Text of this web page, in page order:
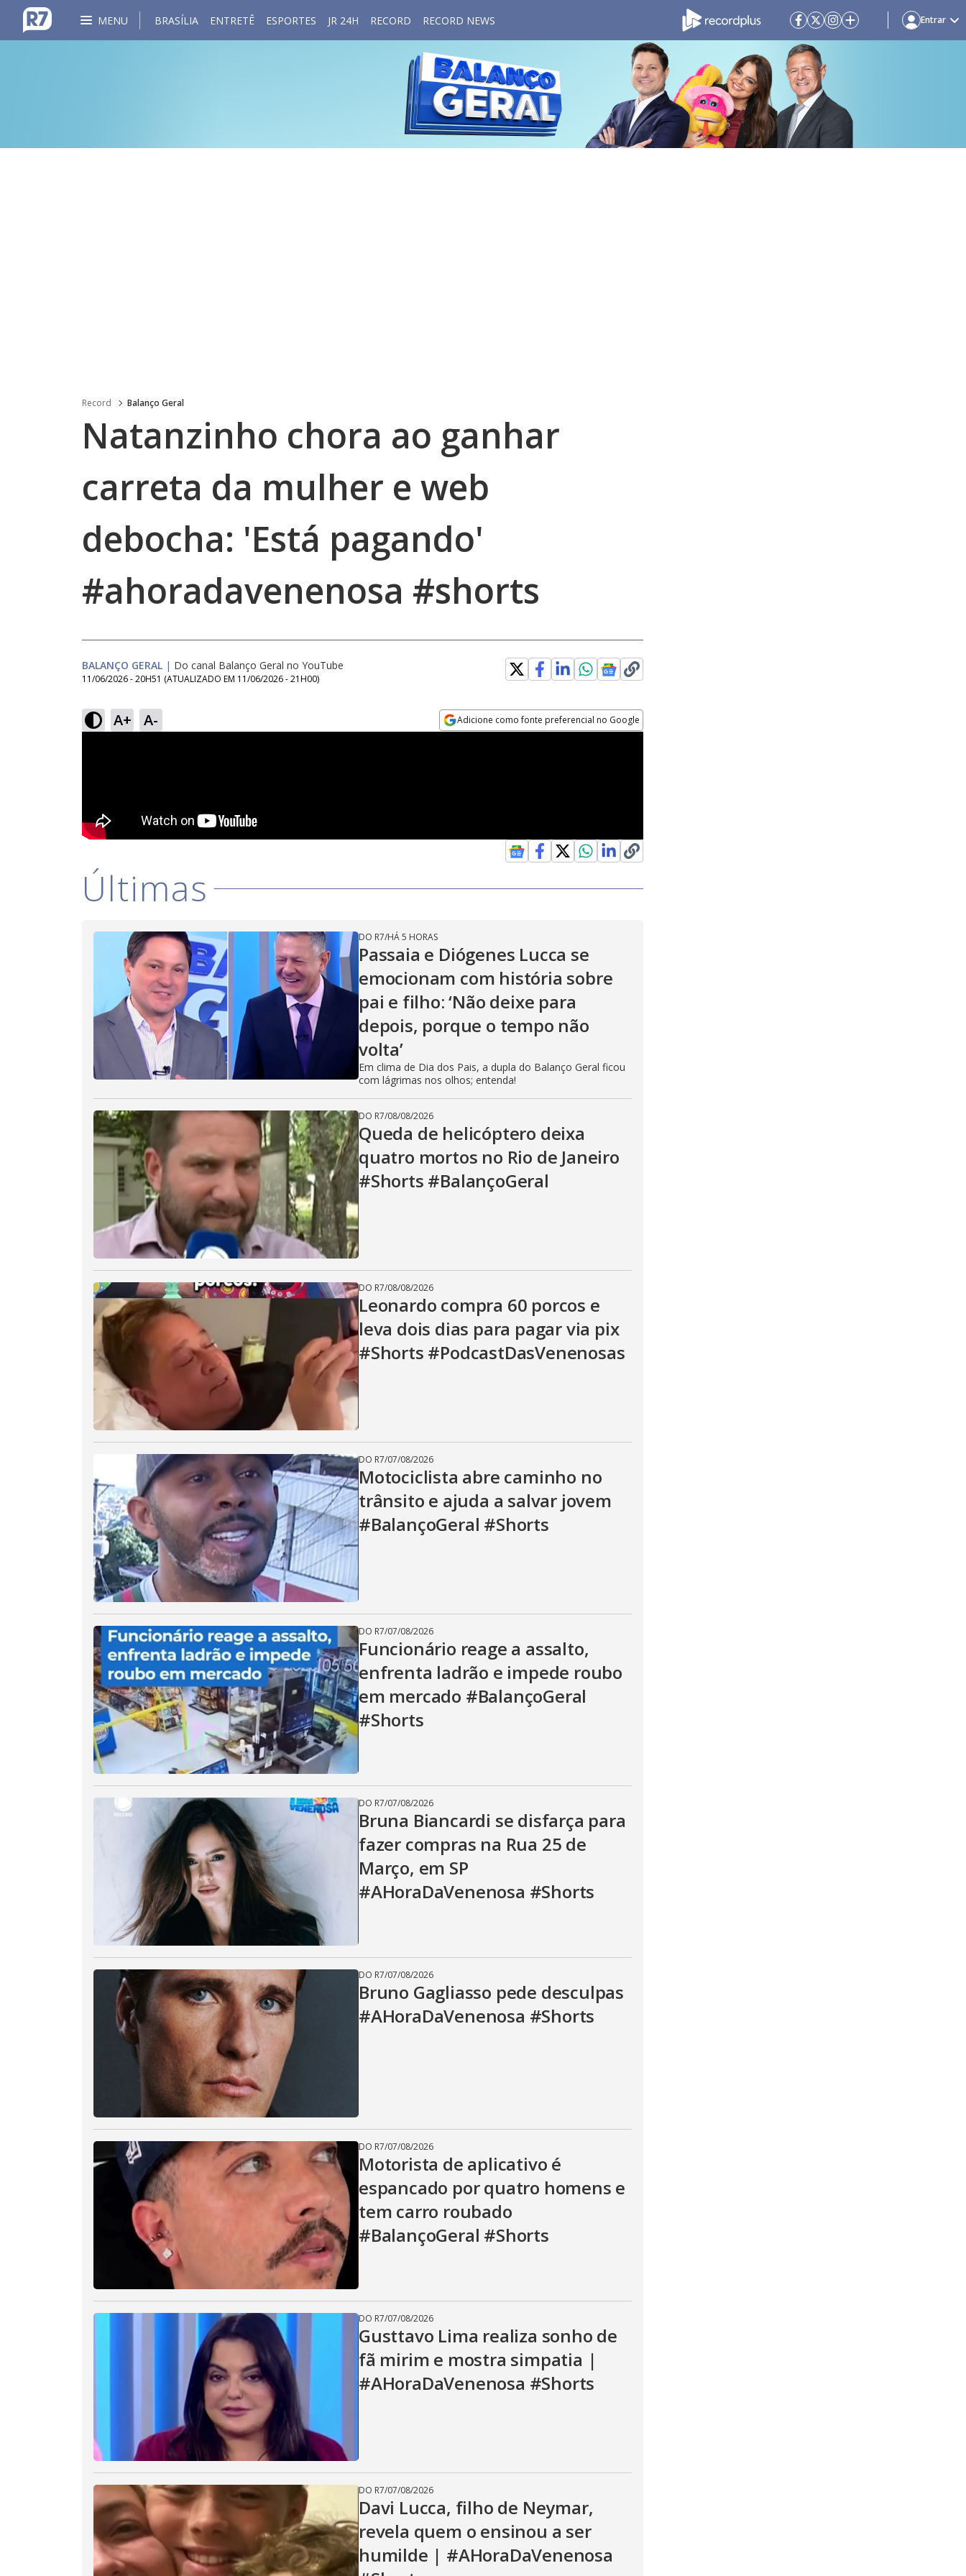
MENU BRASÍLIA ENTRETÊ ESPORTES JR 24H RECORD RECORD NEWS Entrar
Record Balanço Geral
Natanzinho chora ao ganhar
carreta da mulher e web
debocha: 'Está pagando'
#ahoradavenenosa #shorts
BALANÇO GERAL | Do canal Balanço Geral no YouTube
11/06/2026 - 20H51 (ATUALIZADO EM 11/06/2026 - 21H00)
A+ A- Adicione como fonte preferencial no Google
Últimas
DO R7/HÁ 5 HORAS
Passaia e Diógenes Lucca se
emocionam com história sobre
pai e filho: ‘Não deixe para
depois, porque o tempo não
volta’
Em clima de Dia dos Pais, a dupla do Balanço Geral ficou
com lágrimas nos olhos; entenda!
DO R7/08/08/2026
Queda de helicóptero deixa
quatro mortos no Rio de Janeiro
#Shorts #BalançoGeral
DO R7/08/08/2026
Leonardo compra 60 porcos e
leva dois dias para pagar via pix
#Shorts #PodcastDasVenenosas
DO R7/07/08/2026
Motociclista abre caminho no
trânsito e ajuda a salvar jovem
#BalançoGeral #Shorts
DO R7/07/08/2026
Funcionário reage a assalto,
enfrenta ladrão e impede roubo
em mercado #BalançoGeral
#Shorts
DO R7/07/08/2026
Bruna Biancardi se disfarça para
fazer compras na Rua 25 de
Março, em SP
#AHoraDaVenenosa #Shorts
DO R7/07/08/2026
Bruno Gagliasso pede desculpas
#AHoraDaVenenosa #Shorts
DO R7/07/08/2026
Motorista de aplicativo é
espancado por quatro homens e
tem carro roubado
#BalançoGeral #Shorts
DO R7/07/08/2026
Gusttavo Lima realiza sonho de
fã mirim e mostra simpatia |
#AHoraDaVenenosa #Shorts
DO R7/07/08/2026
Davi Lucca, filho de Neymar,
revela quem o ensinou a ser
humilde | #AHoraDaVenenosa